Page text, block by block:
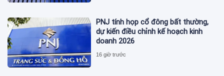
PNJ tính họp cổ đông bất thường,
dự kiến điều chỉnh kế hoạch kinh
doanh 2026
16 giờ trước